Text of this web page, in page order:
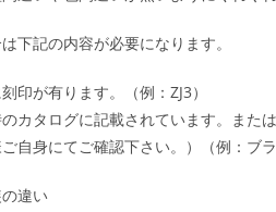
下記の内容が必要になります。
印が有ります。（例：ZJ3）
カタログに記載されています。また
自身にてご確認下さい。）（例：ブラ
違い